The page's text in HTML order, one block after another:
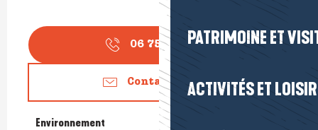
PATRIMOINE ET
ACTIVITÉS ET
06 75 18 05▒▒
Contactez-nous
Environnement
Environnement